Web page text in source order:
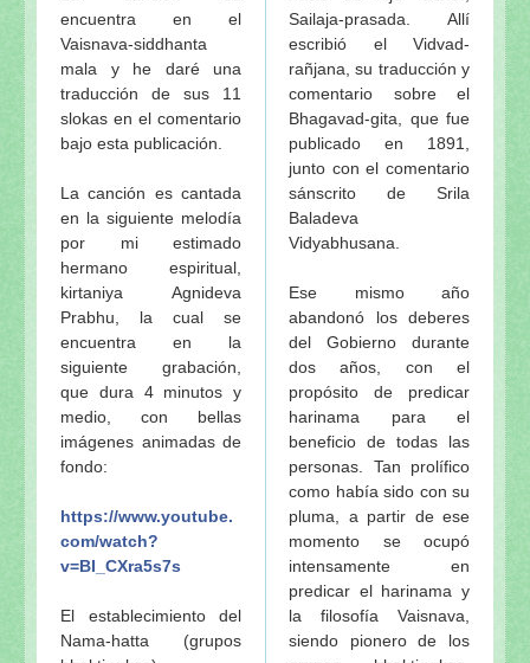
encuentra en el
Vaisnava-siddhanta
mala y he daré una
traducción de sus 11
slokas en el comentario
bajo esta publicación.
La canción es cantada
en la siguiente melodía
por mi estimado
hermano espiritual,
kirtaniya Agnideva
Prabhu, la cual se
encuentra en la
siguiente grabación,
que dura 4 minutos y
medio, con bellas
imágenes animadas de
fondo:
https://www.youtube.
com/watch?
v=BI_CXra5s7s
El establecimiento del
Nama-hatta (grupos
Sailaja-prasada. Allí
escribió el Vidvad-
rañjana, su traducción y
comentario sobre el
Bhagavad-gita, que fue
publicado en 1891,
junto con el comentario
sánscrito de Srila
Baladeva
Vidyabhusana.
Ese mismo año
abandonó los deberes
del Gobierno durante
dos años, con el
propósito de predicar
harinama para el
beneficio de todas las
personas. Tan prolífico
como había sido con su
pluma, a partir de ese
momento se ocupó
intensamente en
predicar el harinama y
la filosofía Vaisnava,
siendo pionero de los